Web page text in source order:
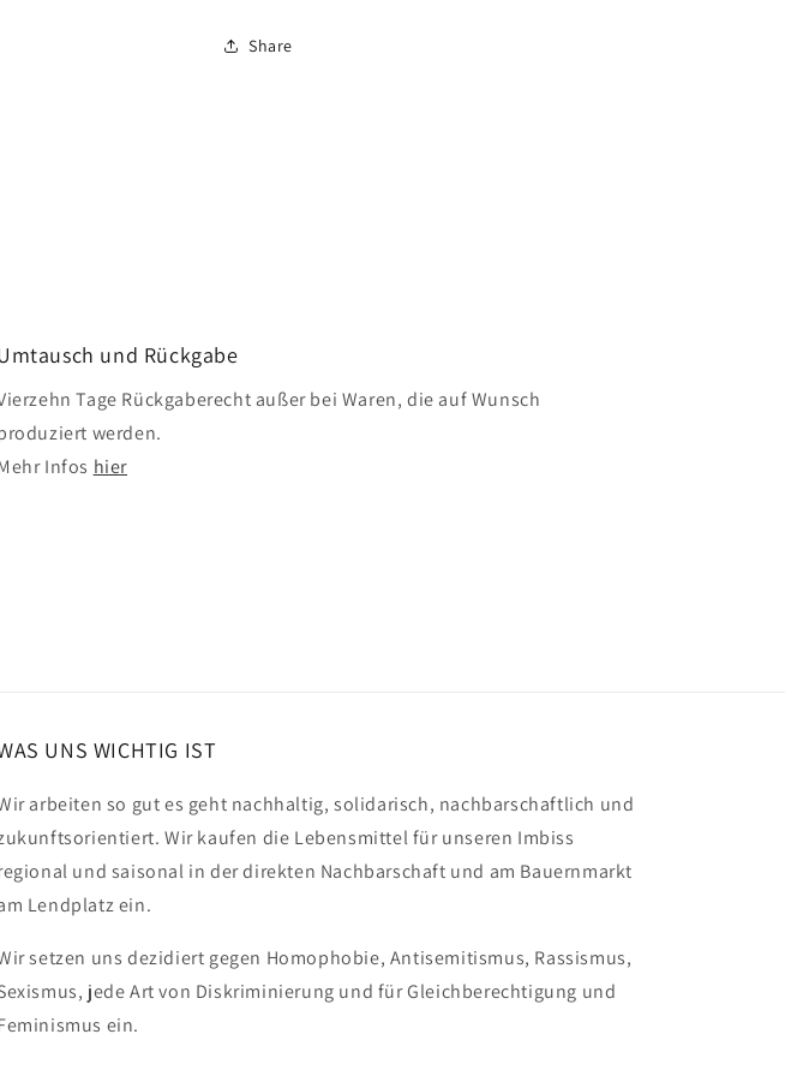
Share
und Rückgabe
Tage Rückgaberecht außer bei Waren, die auf Wunsch
werden.
Infos hier
UNS WICHTIG IST
arbeiten so gut es geht nachhaltig, solidarisch, nachbarschaftlich und
Wir kaufen die Lebensmittel für unseren Imbiss
und saisonal in der direkten Nachbarschaft und am Bauernmarkt
Lendplatz ein.
setzen uns dezidiert gegen Homophobie, Antisemitismus, Rassismus,
jede Art von Diskriminierung und für Gleichberechtigung und
ein.